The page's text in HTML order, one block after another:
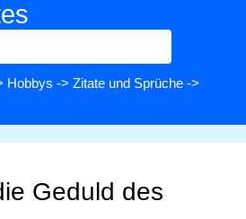
Hobbys -> Zitate und Sprüche ->
Geduld des